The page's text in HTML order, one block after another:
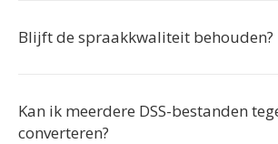
Blijft de spraakkwaliteit behouden?
Kan ik meerdere DSS-bestanden
converteren?